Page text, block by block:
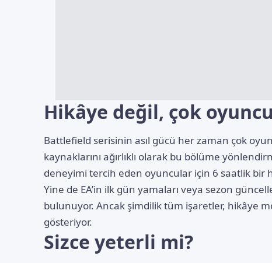
Hikâye değil, çok
Battlefield serisinin asıl gücü her zaman çok
kaynaklarını ağırlıklı olarak bu bölüme
deneyimi tercih eden oyuncular için 6 saatlik bir
Yine de EA’in ilk gün yamaları veya sezon
bulunuyor. Ancak şimdilik tüm işaretler, hikâye
gösteriyor.
Sizce yeterli mi?